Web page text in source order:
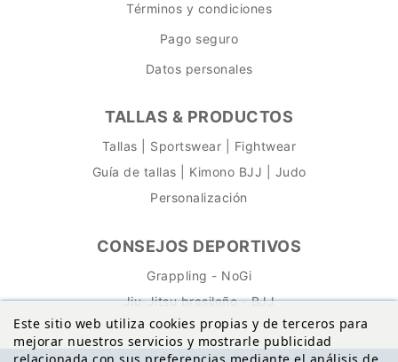
Términos y condiciones
Pago seguro
Datos personales
TALLAS & PRODUCTOS
Tallas | Sportswear | Fightwear
Guía de tallas | Kimono BJJ | Judo
Personalización
CONSEJOS DEPORTIVOS
Grappling - NoGi
Jiu-Jitsu brasileño - BJJ
Este sitio web utiliza cookies propias y de terceros para
mejorar nuestros servicios y mostrarle publicidad